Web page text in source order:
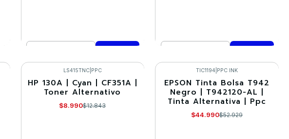
Comprar ahora
Comprar ahora
-30%
LS415TNC| PPC
HP 130A | Cyan | CF351A |
Toner Alternativo
$8.990$12.843
-15%
TIC1194 PPC INK
EPSON Tinta Bolsa T942
Negro | T942120-AL |
Tinta Alternativa | Ppc
$44.990$52.929